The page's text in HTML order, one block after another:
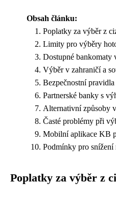
Obsah článku:
Poplatky za výběr z
Limity pro výběry
Dostupné bankomaty
Výběr v zahraničí a
Bezpečnostní
Partnerské banky s
Alternativní způsoby
Časté problémy při
Mobilní aplikace KB
Podmínky pro snížení
Poplatky za výběr z